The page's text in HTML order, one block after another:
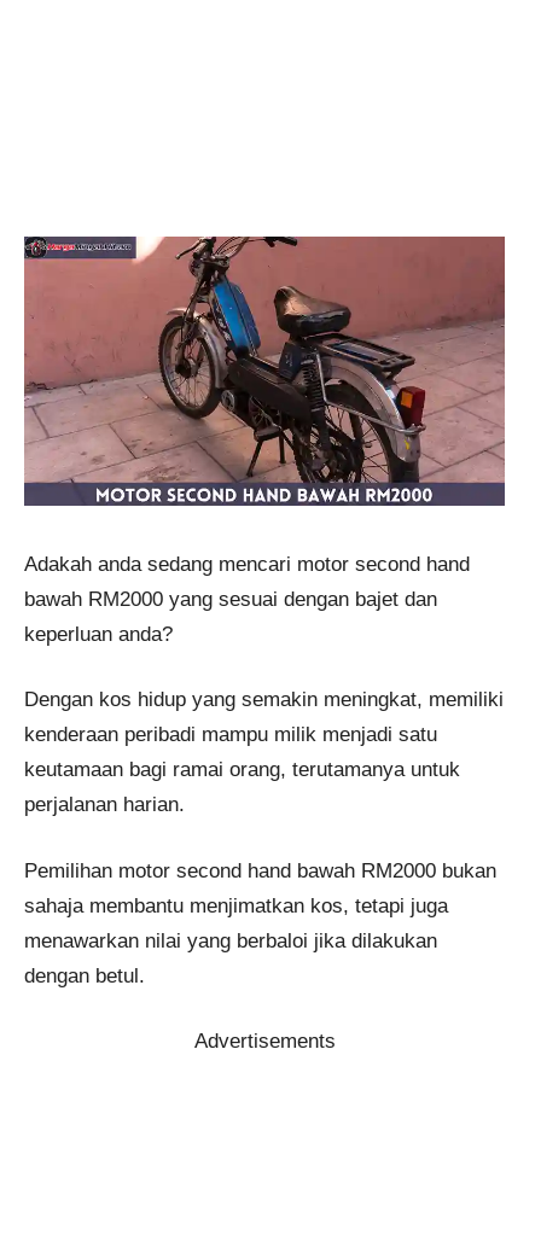
Adakah anda sedang mencari motor second hand
bawah RM2000 yang sesuai dengan bajet dan
keperluan anda?
Dengan kos hidup yang semakin meningkat, memiliki
kenderaan peribadi mampu milik menjadi satu
keutamaan bagi ramai orang, terutamanya untuk
perjalanan harian.
Pemilihan motor second hand bawah RM2000 bukan
sahaja membantu menjimatkan kos, tetapi juga
menawarkan nilai yang berbaloi jika dilakukan
dengan betul.
Advertisements